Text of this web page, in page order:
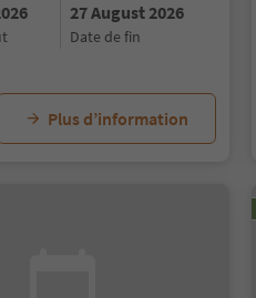
27 August 2026
date de fin
Plus d’information